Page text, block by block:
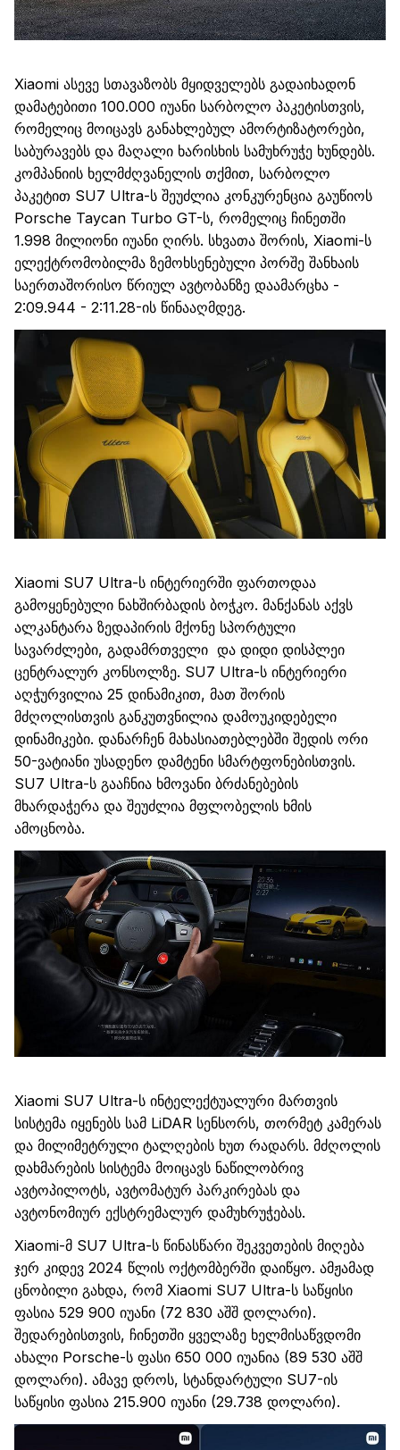
Xiaomi ასევე სთავაზობს მყიდველებს გადაიხადონ
დამატებითი 100.000 იუანი სარბოლო პაკეტისთვის,
რომელიც მოიცავს განახლებულ ამორტიზატორები,
საბურავებს და მაღალი ხარისხის სამუხრუჭე ხუნდებს.
კომპანიის ხელმძღვანელის თქმით, სარბოლო
პაკეტით SU7 Ultra-ს შეუძლია კონკურენცია გაუწიოს
Porsche Taycan Turbo GT-ს, რომელიც ჩინეთში
1.998 მილიონი იუანი ღირს. სხვათა შორის, Xiaomi-ს
ელექტრომობილმა ზემოხსენებული პორშე შანხაის
საერთაშორისო წრიულ ავტობანზე დაამარცხა -
2:09.944 - 2:11.28-ის წინააღმდეგ.
Xiaomi SU7 Ultra-ს ინტერიერში ფართოდაა
გამოყენებული ნახშირბადის ბოჭკო. მანქანას აქვს
ალკანტარა ზედაპირის მქონე სპორტული
სავარძლები, გადამრთველი და დიდი დისპლეი
ცენტრალურ კონსოლზე. SU7 Ultra-ს ინტერიერი
აღჭურვილია 25 დინამიკით, მათ შორის
მძღოლისთვის განკუთვნილია დამოუკიდებელი
დინამიკები. დანარჩენ მახასიათებლებში შედის ორი
50-ვატიანი უსადენო დამტენი სმარტფონებისთვის.
SU7 Ultra-ს გააჩნია ხმოვანი ბრძანებების
მხარდაჭერა და შეუძლია მფლობელის ხმის
ამოცნობა.
Xiaomi SU7 Ultra-ს ინტელექტუალური მართვის
სისტემა იყენებს სამ LiDAR სენსორს, თორმეტ კამერას
და მილიმეტრული ტალღების ხუთ რადარს. მძღოლის
დახმარების სისტემა მოიცავს ნაწილობრივ
ავტოპილოტს, ავტომატურ პარკირებას და
ავტონომიურ ექსტრემალურ დამუხრუჭებას.
Xiaomi-მ SU7 Ultra-ს წინასწარი შეკვეთების მიღება
ჯერ კიდევ 2024 წლის ოქტომბერში დაიწყო. ამჟამად
ცნობილი გახდა, რომ Xiaomi SU7 Ultra-ს საწყისი
ფასია 529 900 იუანი (72 830 აშშ დოლარი).
შედარებისთვის, ჩინეთში ყველაზე ხელმისაწვდომი
ახალი Porsche-ს ფასი 650 000 იუანია (89 530 აშშ
დოლარი). ამავე დროს, სტანდარტული SU7-ის
საწყისი ფასია 215.900 იუანი (29.738 დოლარი).